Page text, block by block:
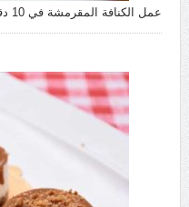
عمل الكنافة المقرمشة في 10 دقائق